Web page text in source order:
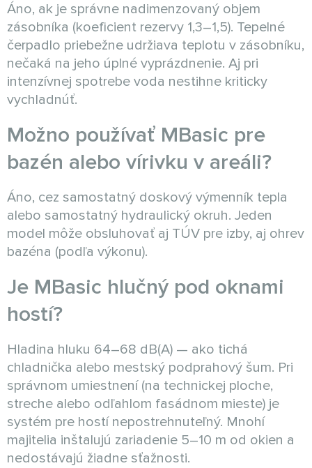
Áno, ak je správne nadimenzovaný objem
zásobníka (koeficient rezervy 1,3–1,5). Tepelné
čerpadlo priebežne udržiava teplotu v zásobníku,
nečaká na jeho úplné vyprázdnenie. Aj pri
intenzívnej spotrebe voda nestihne kriticky
vychladnúť.
Možno používať MBasic pre
bazén alebo vírivku v areáli?
Áno, cez samostatný doskový výmenník tepla
alebo samostatný hydraulický okruh. Jeden
model môže obsluhovať aj TÚV pre izby, aj ohrev
bazéna (podľa výkonu).
Je MBasic hlučný pod oknami
hostí?
Hladina hluku 64–68 dB(A) — ako tichá
chladnička alebo mestský podprahový šum. Pri
správnom umiestnení (na technickej ploche,
streche alebo odľahlom fasádnom mieste) je
systém pre hostí nepostrehnuteľný. Mnohí
majitelia inštalujú zariadenie 5–10 m od okien a
nedostávajú žiadne sťažnosti.